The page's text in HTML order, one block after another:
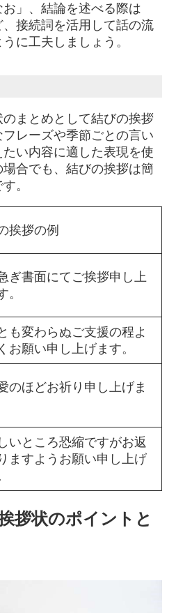
」、結論を述べる際は
、接続詞を活用して話の流
に工夫しましょう。
まとめとして結びの挨拶
レーズや季節ごとの言い
い内容に適した表現を使
合でも、結びの挨拶は簡
。
挨拶の例
ぎ書面にてご挨拶申し上
。
も変わらぬご支援の程よ
お願い申し上げます。
のほどお祈り申し上げま
いところ恐縮ですがお返
ますようお願い申し上げ
拶状のポイントと